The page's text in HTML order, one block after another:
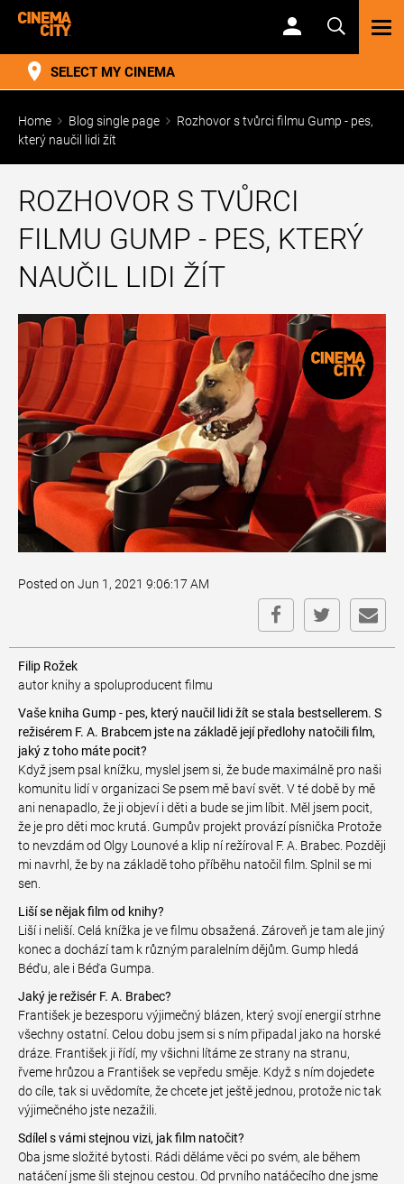
SELECT MY CINEMA
Home Blog single page
Rozhovor s tvůrci filmu Gump - pes,
který naučil lidi žít
ROZHOVOR S TVŮRCI
FILMU GUMP - PES, KTERÝ
NAUČIL LIDI ŽÍT
Posted on Jun 1, 2021 9:06:17 AM
Filip Rožek
autor knihy a spoluproducent filmu
Vaše kniha Gump - pes, který naučil lidi žít se stala bestsellerem. S
režisérem F. A. Brabcem jste na základě její předlohy natočili film,
jaký z toho máte pocit?
Když jsem psal knížku, myslel jsem si, že bude maximálně pro naši
komunitu lidí v organizaci Se psem mě baví svět. V té době by mě
ani nenapadlo, že ji objeví i děti a bude se jim líbit. Měl jsem pocit,
že je pro děti moc krutá. Gumpův projekt provází písnička Protože
to nevzdám od Olgy Lounové a klip ní režíroval F. A. Brabec. Později
mi navrhl, že by na základě toho příběhu natočil film. Splnil se mi
sen.
Liší se nějak film od knihy?
Liší i neliší. Celá knížka je ve filmu obsažená. Zároveň je tam ale jiný
konec a dochází tam k různým paralelním dějům. Gump hledá
Béďu, ale i Béďa Gumpa.
Jaký je režisér F. A. Brabec?
František je bezesporu výjimečný blázen, který svojí energií strhne
všechny ostatní. Celou dobu jsem si s ním připadal jako na horské
dráze. František ji řídí, my všichni lítáme ze strany na stranu,
řveme hrůzou a František se vepředu směje. Když s ním dojedete
do cíle, tak si uvědomíte, že chcete jet ještě jednou, protože nic tak
výjimečného jste nezažili.
Sdílel s vámi stejnou vizi, jak film natočit?
Oba jsme složité bytosti. Rádi děláme věci po svém, ale během
natáčení jsme šli stejnou cestou. Od prvního natáčecího dne jsme